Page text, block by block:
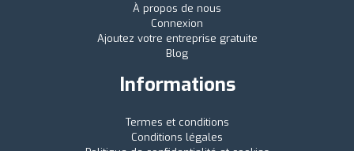
À propos de nous
Connexion
Ajoutez votre entreprise gratuite
Blog
Informations
Termes et conditions
Conditions légales